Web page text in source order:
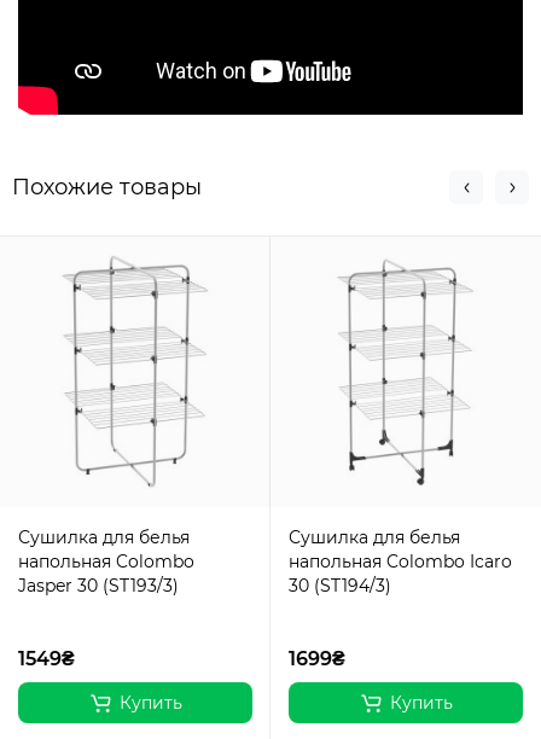
Похожие товары
Сушилка для белья
напольная Colombo
Jasper 30 (ST193/3)
1549₴
Купить
Сушилка для белья
напольная Colombo Icaro
30 (ST194/3)
1699₴
Купить